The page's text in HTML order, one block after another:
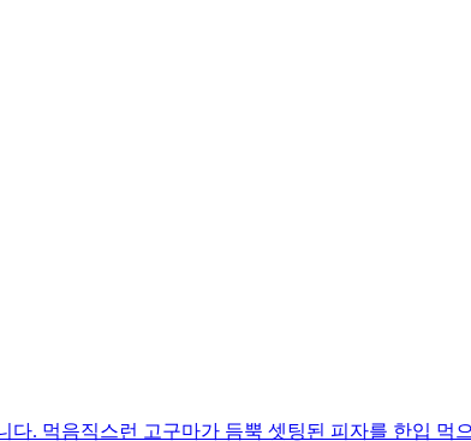
. 먹음직스런 고구마가 듬뿍 셋팅된 피자를 한입